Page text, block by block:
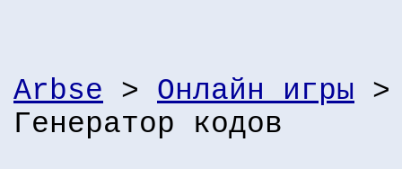
Arbse > Онлайн игры
Генератор кодов